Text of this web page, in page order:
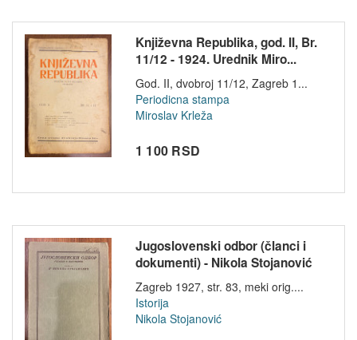
Književna Republika, god. II, Br.
11/12 - 1924. Urednik Miro...
God. II, dvobroj 11/12, Zagreb 1...
Periodicna stampa
Miroslav Krleža
1 100 RSD
Jugoslovenski odbor (članci i
dokumenti) - Nikola Stojanović
Zagreb 1927, str. 83, meki orig....
Istorija
Nikola Stojanović